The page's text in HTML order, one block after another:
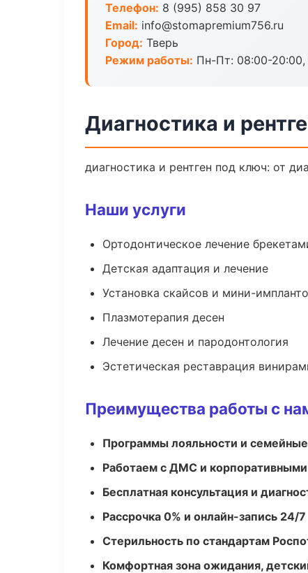
Телефон: 8 (995) 858 30 97
Email: info@stomapremium756.ru
Город: Тверь
Режим работы: Пн-Пт: 08:00-20:00,
Диагностика и
диагностика и рентген под ключ: от
Наши услуги
Ортодонтическое лечение
Детская адаптация и лечение
Установка скайсов и мини-
Плазмотерапия десен
Лечение десен и пародонтология
Эстетическая реставрация
Преимущества работы с
Программы лояльности и
Работаем с ДМС и
Бесплатная консультация и
Рассрочка 0% и онлайн-запись 24/7
Стерильность по стандартам
Комфортная зона ожидания,